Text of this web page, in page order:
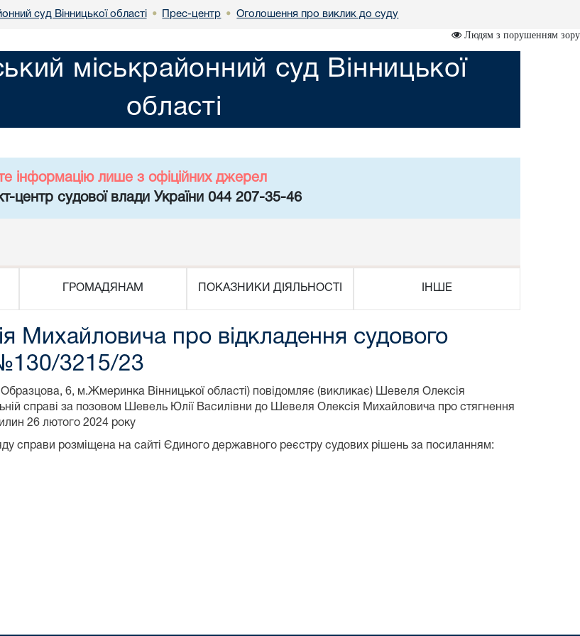
суд Вінницької області • Прес-центр • Оголошення про виклик до суду
Людям з порушенням зору
міськрайонний суд Вінницької
області
інформацію лише з офіційних джерел
центр судової влади України 044 207-35-46
ГРОМАДЯНАМ ПОКАЗНИКИ ДІЯЛЬНОСТІ ІНШЕ
Михайловича про відкладення судового
№130/3215/23
6, м.Жмеринка Вінницької області) повідомляє (викликає) Шевеля Олексія
справі за позовом Шевель Юлії Василівни до Шевеля Олексія Михайловича про стягнення
26 лютого 2024 року
справи розміщена на сайті Єдиного державного реєстру судових рішень за посиланням: